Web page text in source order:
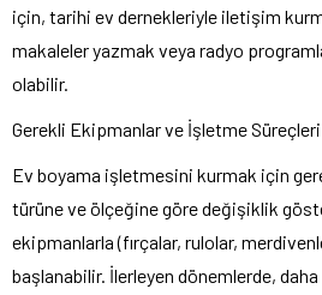
için, tarihi ev dernekleriyle iletişim
makaleler yazmak veya radyo
olabilir.
Gerekli Ekipmanlar ve İşletme Süreçleri
Ev boyama işletmesini kurmak için
türüne ve ölçeğine göre değişiklik
ekipmanlarla (fırçalar, rulolar,
başlanabilir. İlerleyen dönemlerde,